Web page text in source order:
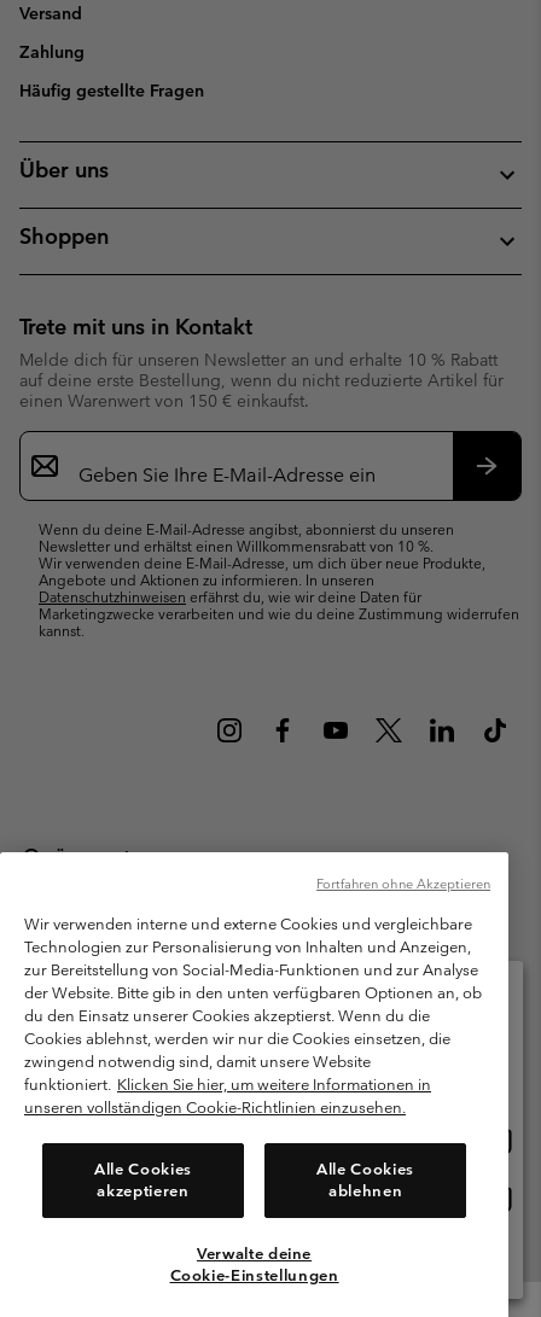
Versand
Zahlung
Häufig gestellte Fragen
Über uns
Shoppen
Trete mit uns in Kontakt
Melde dich für unseren Newsletter an und erhalte 10 % Rabatt
auf deine erste Bestellung, wenn du nicht reduzierte Artikel für
einen Warenwert von 150 € einkaufst.
Newsletter-
Anmeldung
Wenn du deine E-Mail-Adresse angibst, abonnierst du unseren
Newsletter und erhältst einen Willkommensrabatt von 10 %.
Wir verwenden deine E-Mail-Adresse, um dich über neue Produkte,
Angebote und Aktionen zu informieren. In unseren
Datenschutzhinweisen erfährst du, wie wir deine Daten für
Marketingzwecke verarbeiten und wie du deine Zustimmung widerrufen
kannst.
Österreich
Columbia Sportswear Austria GmbH. Moosfeldstraße 1, 5101
Bergheim, Salzburg Österreich. Alle Rechte vorbehalten.
Nutzungsbedingungen
Allgemeine Verkaufsbedingungen
Garantie
Datenschutzerklärung
Bestimmungen und Bedingungen des Mitglieder Programms
Nutzungsbedingungen Für Nutzergenerierte Inhalte
Cookies
Kundenservice: Mo- Fr. 9:00 - 13:00 & 14:00- 18:00 Uhr
(+)43720880525
Wir verwenden interne und externe Cookies und vergleichbare
Technologien zur Personalisierung von Inhalten und Anzeigen,
zur Bereitstellung von Social-Media-Funktionen und zur Analyse
der Website. Bitte gib in den unten verfügbaren Optionen an, ob
du den Einsatz unserer Cookies akzeptierst. Wenn du die
Cookies ablehnst, werden wir nur die Cookies einsetzen, die
zwingend notwendig sind, damit unsere Website
funktioniert. Klicken Sie hier, um weitere Informationen in
unseren vollständigen Cookie-Richtlinien einzusehen.
Alle Cookies
akzeptieren
Alle Cookies
ablehnen
Verwalte deine
Cookie-Einstellungen
Fortfahren ohne Akzeptieren
Bitte wählen Sie Ihr Lieferland und Ihre Sprache
Online-Einkauf verfügbar
Österreich
Alle Länder Anzeigen